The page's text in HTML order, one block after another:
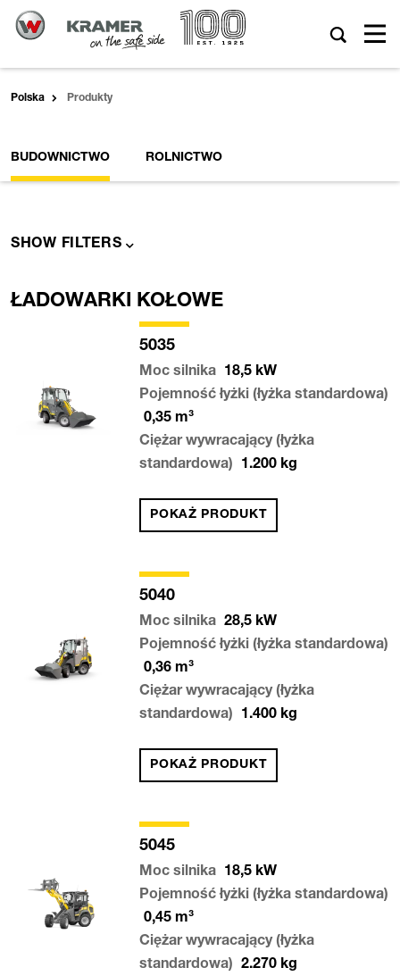
Polska Produkty
BUDOWNICTWO ROLNICTWO
SHOW FILTERS
ŁADOWARKI KOŁOWE
5035
Moc silnika 18,5 kW
Pojemność łyżki (łyżka standardowa)
0,35 m³
Ciężar wywracający (łyżka
standardowa)
1.200 kg
POKAŻ PRODUKT
5040
Moc silnika 28,5 kW
Pojemność łyżki (łyżka standardowa)
0,36 m³
Ciężar wywracający (łyżka
standardowa)
1.400 kg
POKAŻ PRODUKT
5045
Moc silnika 18,5 kW
Pojemność łyżki (łyżka standardowa)
0,45 m³
Ciężar wywracający (łyżka
standardowa)
2.270 kg